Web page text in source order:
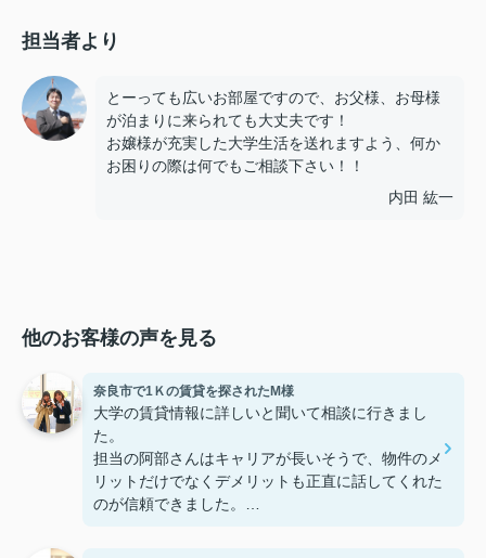
担当者より
とーっても広いお部屋ですので、お父様、お母様
が泊まりに来られても大丈夫です！
お嬢様が充実した大学生活を送れますよう、何か
お困りの際は何でもご相談下さい！！
内田 紘一
他のお客様の声を見る
奈良市で1Ｋの賃貸を探されたM様
大学の賃貸情報に詳しいと聞いて相談に行きまし
た。
担当の阿部さんはキャリアが長いそうで、物件のメ
リットだけでなくデメリットも正直に話してくれた
のが信頼できました。